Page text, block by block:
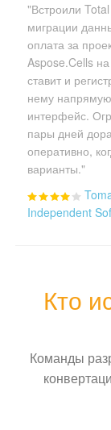
"Встроили
миграции
оплата за
Aspose.Cells
ставит и
нему
интерфейс.
пары дней
оперативно,
варианты."
Independent
Кто
Команды